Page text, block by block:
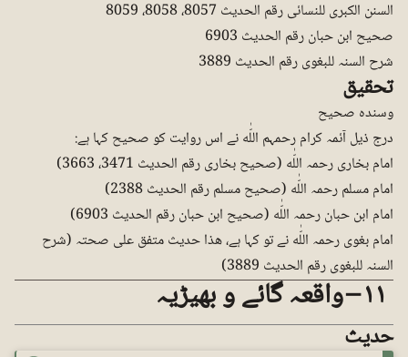
السنن الکبری للنسائی رقم الحدیث 8057، 8058، 8059
صحیح ابن حبان رقم الحدیث 6903
شرح السنہ للبغوی رقم الحدیث 3889
تحقیق
وسندہ صحیح
درج ذیل آئمہ کرام رحمہم اللّٰه نے اس روایت کو صحیح کہا ہے:
امام بخاری رحمہ اللّٰه (صحیح بخاری رقم الحدیث 3471، 3663)
امام مسلم رحمہ اللّٰه (صحیح مسلم رقم الحدیث 2388)
امام ابن حبان رحمہ اللّٰه (صحیح ابن حبان رقم الحدیث 6903)
امام بغوی رحمہ اللّٰه نے تو کہا ہے، ھذا حدیث متفق علی صحتہ (شرح
السنہ للبغوی رقم الحدیث 3889)
١١ – واقعہ گائے و بھیڑیہ
حدیث